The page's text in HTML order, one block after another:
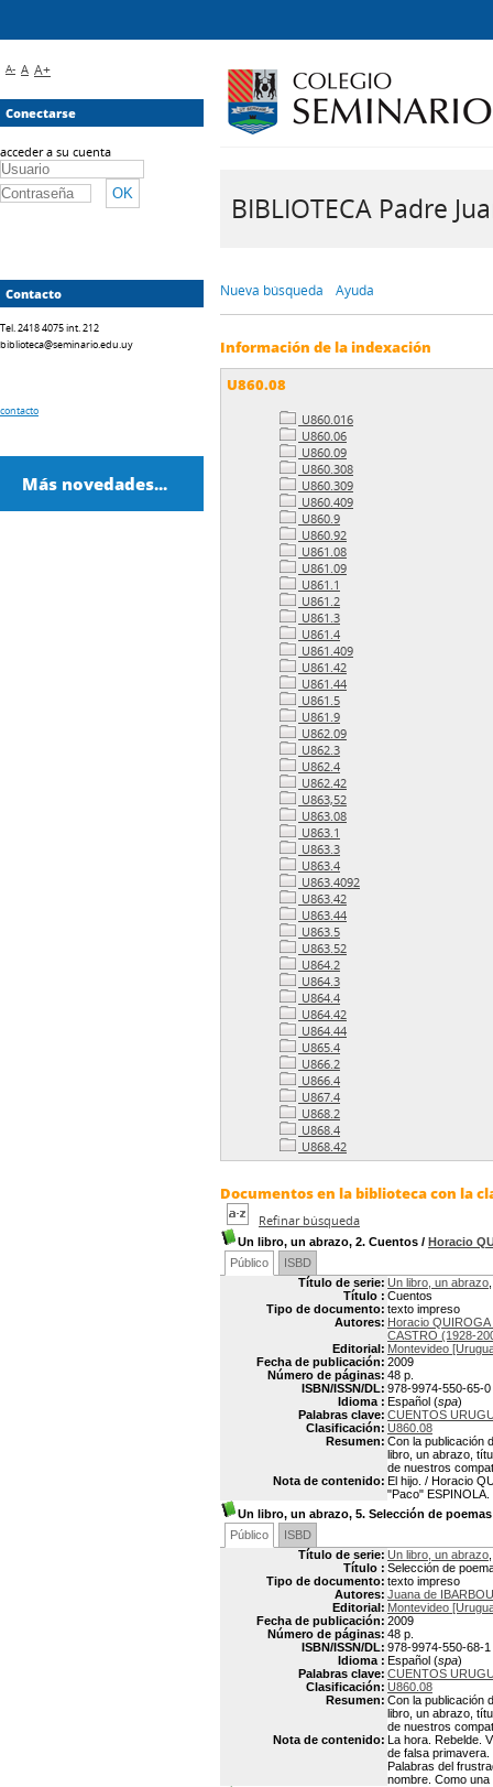
BIBLIOTECA Padre
Nueva búsqueda Ayuda
Información de la indexación
U860.08
U860.016
U860.06
U860.09
U860.308
U860.309
U860.409
U860.9
U860.92
U861.08
U861.09
U861.1
U861.2
U861.3
U861.4
U861.409
U861.42
U861.44
U861.5
U861.9
U862.09
U862.3
U862.4
U862.42
U863,52
U863.08
U863.1
U863.3
U863.4
U863.4092
U863.42
U863.44
U863.5
U863.52
U864.2
U864.3
U864.4
U864.42
U864.44
U865.4
U866.2
U866.4
U867.4
U868.2
U868.4
U868.42
Documentos en la biblioteca con la
Refinar búsqueda
Un libro, un abrazo, 2. Cuentos / Horacio
Público
ISBD
Título de serie: Un libro, un abrazo
Título : Cuentos
Tipo de documento: texto impreso
Autores: Horacio
CASTRO (1928-
Editorial: Montevideo
Fecha de publicación: 2009
Número de páginas: 48 p.
ISBN/ISSN/DL: 978-9974-550-65-0
Idioma : Español (spa)
Palabras clave: CUENTOS
Clasificación: U860.08
Resumen: Con la publicación
libro, un abrazo,
de nuestros
Nota de contenido: El hijo. / Horacio
"Paco"
Un libro, un abrazo, 5. Selección de poemas
Público
ISBD
Título de serie: Un libro, un abrazo
Título : Selección de
Tipo de documento: texto impreso
Autores: Juana de
Editorial: Montevideo
Fecha de publicación: 2009
Número de páginas: 48 p.
ISBN/ISSN/DL: 978-9974-550-68-1
Idioma : Español (spa)
Palabras clave: CUENTOS
Clasificación: U860.08
Resumen: Con la publicación
libro, un abrazo,
de nuestros
Nota de contenido: La hora. Rebelde.
de falsa
Palabras del
nombre. Como
A- A A+
Conectarse
acceder a su cuenta
Contacto
Tel. 2418 4075 int. 212
biblioteca@seminario.edu.uy
contacto
Más novedades...